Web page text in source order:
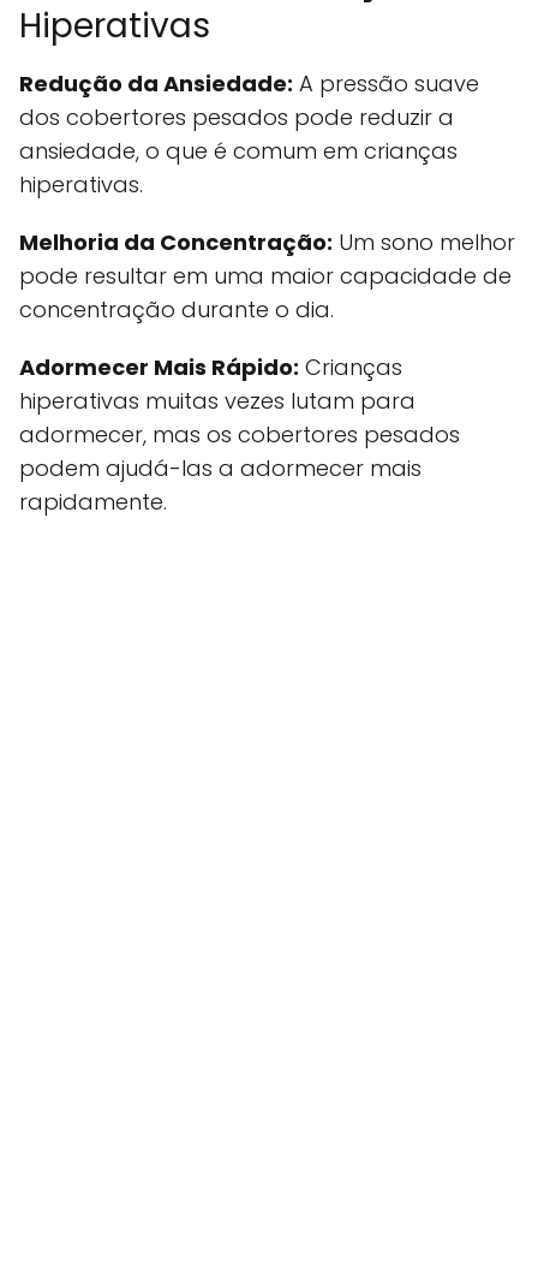
Hiperativas
Redução da Ansiedade: A pressão suave
dos cobertores pesados pode reduzir a
ansiedade, o que é comum em crianças
hiperativas.
Melhoria da Concentração: Um sono melhor
pode resultar em uma maior capacidade de
concentração durante o dia.
Adormecer Mais Rápido: Crianças
hiperativas muitas vezes lutam para
adormecer, mas os cobertores pesados
podem ajudá-las a adormecer mais
rapidamente.